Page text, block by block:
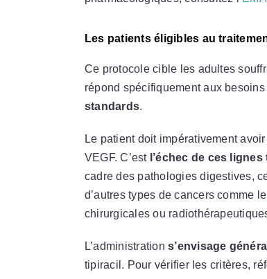
Les patients éligibles au
Ce protocole cible les adultes
répond spécifiquement aux
standards.
Le patient doit impérativement
VEGF. C’est l’échec de ces
cadre des pathologies digestives,
d’autres types de cancers comme
chirurgicales ou
L’administrations’envisage
tipiracil. Pour vérifier les critères,